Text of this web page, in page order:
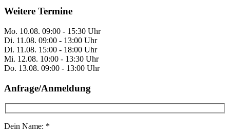
Weitere Termine
Mo. 10.08. 09:00 - 15:30 Uhr
Di. 11.08. 09:00 - 13:00 Uhr
Di. 11.08. 15:00 - 18:00 Uhr
Mi. 12.08. 10:00 - 13:30 Uhr
Do. 13.08. 09:00 - 13:00 Uhr
Anfrage/Anmeldung
Dein Name: *